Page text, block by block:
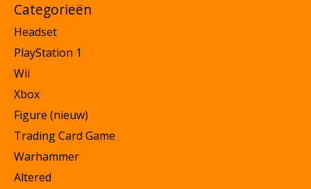
Categorieën
Headset
PlayStation 1
Wii
Xbox
Figure (nieuw)
Trading Card Game
Warhammer
Altered